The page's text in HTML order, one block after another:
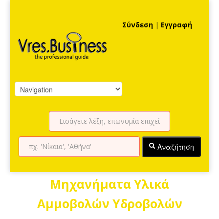
Σύνδεση | Εγγραφή
Αναζήτηση
Μηχανήματα Υλικά
Αμμοβολών Υδροβολών